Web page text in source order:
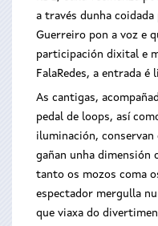
a través dunha
Guerreiro pon a voz e
participación dixital e
FalaRedes, a entrada é
As cantigas,
pedal de loops, así
iluminación,
gañan unha dimensión
tanto os mozos coma
espectador mergulla
que viaxa do